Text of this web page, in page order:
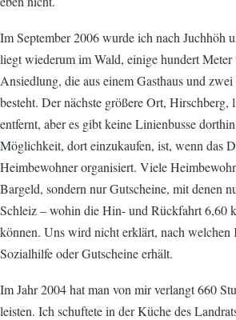
Im September 2006 wurde ich nach Juchhöh
liegt wiederum im Wald, einige hundert
Ansiedlung, die aus einem Gasthaus und
besteht. Der nächste größere Ort,
entfernt, aber es gibt keine Linienbusse
Möglichkeit, dort einzukaufen, ist, wenn das
Heimbewohner organisiert. Viele
Bargeld, sondern nur Gutscheine, mit denen
Schleiz – wohin die Hin- und Rückfahrt 6,60
können. Uns wird nicht erklärt, nach welchen
Sozialhilfe oder Gutscheine erhält.
Im Jahr 2004 hat man von mir verlangt 660
leisten. Ich schuftete in der Küche des